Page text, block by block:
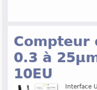
Compteur
0.3 à
10EU
Interface